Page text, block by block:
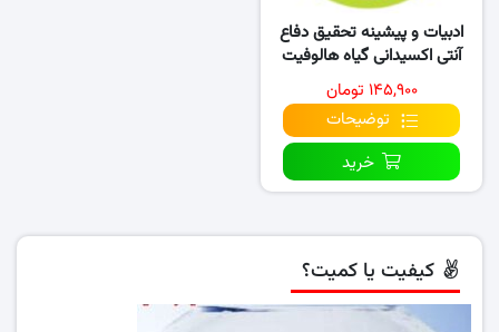
ادبیات و پیشینه تحقیق دفاع
آنتی اکسیدانی گیاه هالوفیت
سالیکورنیا پرسیکا
۱۴۵,۹۰۰ تومان
توضیحات
خرید
کیفیت یا کمیت؟